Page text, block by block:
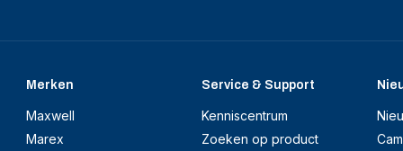
Merken
Maxwell
Marex
Service & Support
Kenniscentrum
Zoeken op product